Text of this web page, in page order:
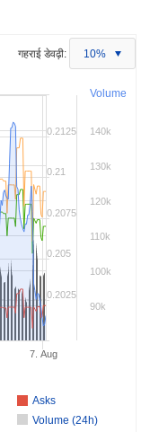
गहराई डेवढ़ी: 10%
Volume
Asks
Volume (24h)
7. Aug
0.2025
0.205
0.2075
0.21
0.2125
90k
100k
110k
120k
130k
140k